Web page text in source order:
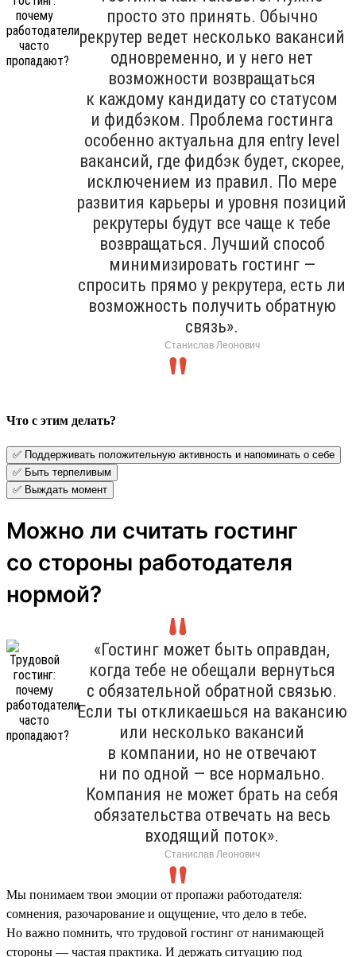
просто это принять. Обычно
рекрутер ведет несколько вакансий
одновременно, и у него нет
возможности возвращаться
к каждому кандидату со статусом
и фидбэком. Проблема гостинга
особенно актуальна для entry level
вакансий, где фидбэк будет, скорее,
исключением из правил. По мере
развития карьеры и уровня позиций
рекрутеры будут все чаще к тебе
возвращаться. Лучший способ
минимизировать гостинг —
спросить прямо у рекрутера, есть ли
возможность получить обратную
связь».
Станислав Леонович
Что с этим делать?
✅ Поддерживать положительную активность и напоминать о себе
✅ Быть терпеливым
✅ Выждать момент
Можно ли считать гостинг
со стороны работодателя
нормой?
«Гостинг может быть оправдан,
когда тебе не обещали вернуться
с обязательной обратной связью.
Если ты откликаешься на вакансию
или несколько вакансий
в компании, но не отвечают
ни по одной — все нормально.
Компания не может брать на себя
обязательства отвечать на весь
входящий поток».
Станислав Леонович
Мы понимаем твои эмоции от пропажи работодателя:
сомнения, разочарование и ощущение, что дело в тебе.
Но важно помнить, что трудовой гостинг от нанимающей
стороны — частая практика. И держать ситуацию под